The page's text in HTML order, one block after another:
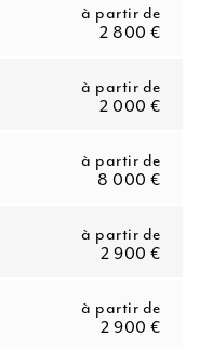
à partir de
2 800 €
à partir de
2 000 €
à partir de
8 000 €
à partir de
2 900 €
à partir de
2 900 €